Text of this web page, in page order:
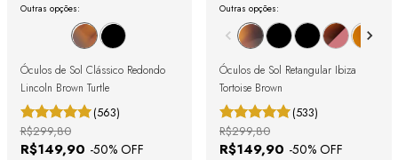
Outras opções:
Óculos de Sol Clássico Redondo
Lincoln Brown Turtle
(563)
R$149,90 -50% OFF
R$299,80
Outras opções:
Óculos de Sol Retangular Ibiza
Tortoise Brown
(533)
R$149,90 -50% OFF
R$299,80